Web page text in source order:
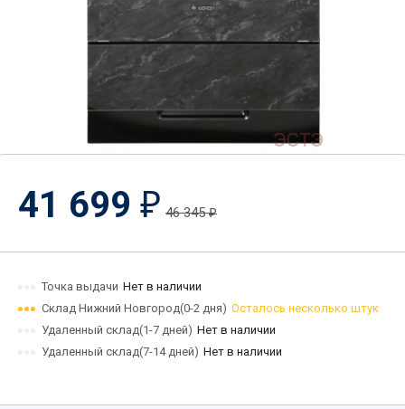
41 699 ₽ 46 345₽
Точка выдачи Нет в наличии
Склад Нижний Новгород(0-2 дня) Осталось несколько штук
Удаленный склад(1-7 дней) Нет в наличии
Удаленный склад(7-14 дней) Нет в наличии